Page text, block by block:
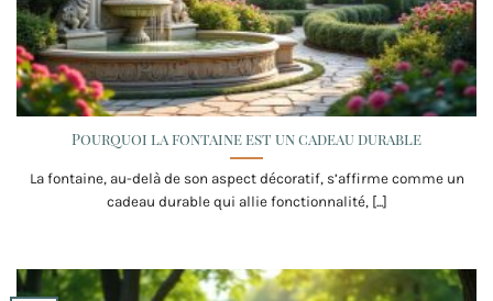
Pourquoi la fontaine est un cadeau durable
La fontaine, au-delà de son aspect décoratif, s’affirme comme un
cadeau durable qui allie fonctionnalité, [...]